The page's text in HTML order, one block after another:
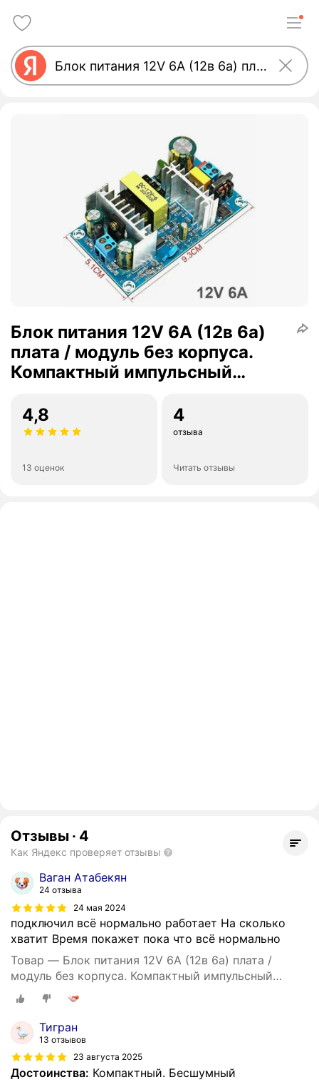
Блок питания 12V 6А (12в 6а)
плата / модуль без корпуса.
Компактный импульсный
4,8
13 оценок
4
отзыва
Читать отзывы
Отзывы · 4
Как Яндекс проверяет отзывы
Ваган Атабекян
24 отзыва
24 мая 2024
подключил всё нормально работает На сколько
хватит Время покажет пока что всё нормально
Товар — Блок питания 12V 6А (12в 6а) плата /
модуль без корпуса. Компактный импульсный
источник питания 72Вт.
Тигран
13 отзывов
23 августа 2025
Достоинства: Компактный. Бесшумный